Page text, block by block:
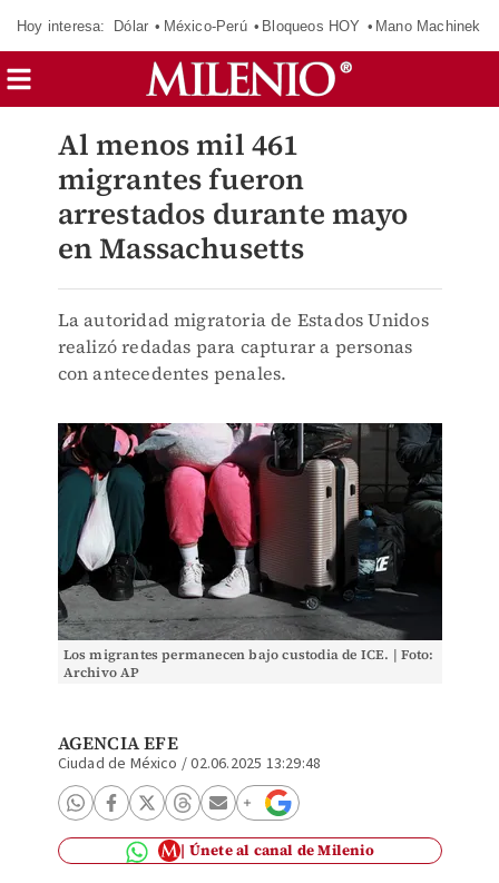
Hoy interesa: Dólar México-Perú Bloqueos HOY Mano Machinek
Al menos mil 461
migrantes fueron
arrestados durante mayo
en Massachusetts
La autoridad migratoria de Estados Unidos
realizó redadas para capturar a personas
con antecedentes penales.
Los migrantes permanecen bajo custodia de ICE. | Foto:
Archivo AP
AGENCIA EFE
Ciudad de México /02.06.2025 13:29:48
Únete al canal de Milenio